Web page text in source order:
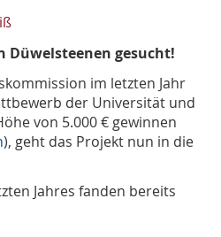
Düwelsteenen gesucht!
im letzten Jahr
der Universität und
von 5.000 € gewinnen
), geht das Projekt nun in die
Jahres fanden bereits